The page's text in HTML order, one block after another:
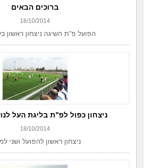
ברוכים הבאים
18/10/2014
הפועל פ"ת השיגה ניצחון ראשון
ניצחון כפול לפ"ת בליגת העל
18/10/2014
ניצחון ראשון להפועל ושני